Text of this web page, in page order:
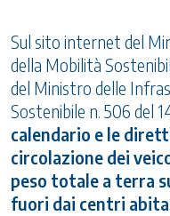
Sul sito internet del
della Mobilità
del Ministro delle
Sostenibile n. 506 del
calendario e le
circolazione dei
peso totale a terra
fuori dai centri